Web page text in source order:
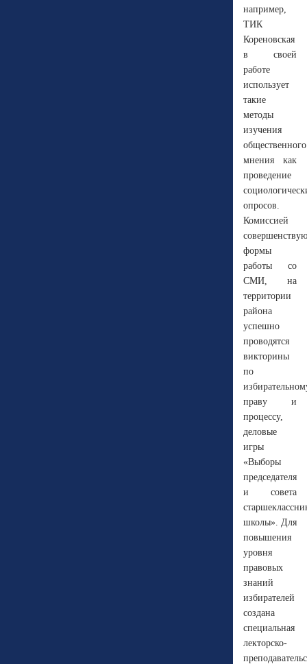
например,
ТИК
Кореновская
в своей
работе
использует
такие
методы
изучения
общественного
мнения как
проведение
опросов.
Комиссией
формы
работы со
СМИ, на
территории
района
успешно
проводятся
викторины
по
праву и
процессу,
деловые
игры
«Выборы
председателя
и совета
школы». Для
повышения
уровня
правовых
знаний
избирателей
создана
специальная
лекторско-